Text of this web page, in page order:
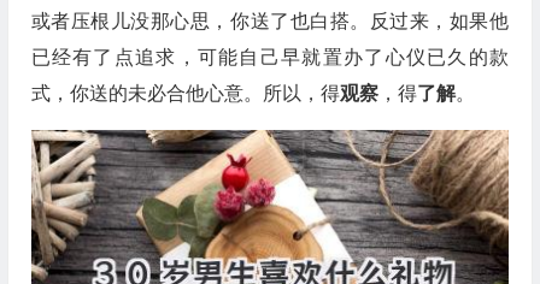
或者压根儿没那心思，你送了也白搭。反过来，如果他
已经有了点追求，可能自己早就置办了心仪已久的款
式，你送的未必合他心意。所以，得观察，得了解。